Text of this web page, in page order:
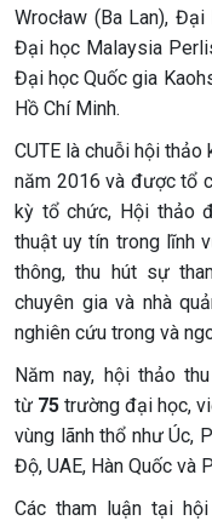
Wrocław (Ba Lan),
Đại học Malaysia
Đại học Quốc gia
Hồ Chí Minh.
CUTE là chuỗi hội
năm 2016 và được tổ
kỳ tổ chức, Hội thảo
thuật uy tín trong lĩnh
thông, thu hút sự
chuyên gia và nhà
nghiên cứu trong và
Năm nay, hội thảo
từ 75 trường đại học,
vùng lãnh thổ như Úc,
Độ, UAE, Hàn Quốc và
Các tham luận tại